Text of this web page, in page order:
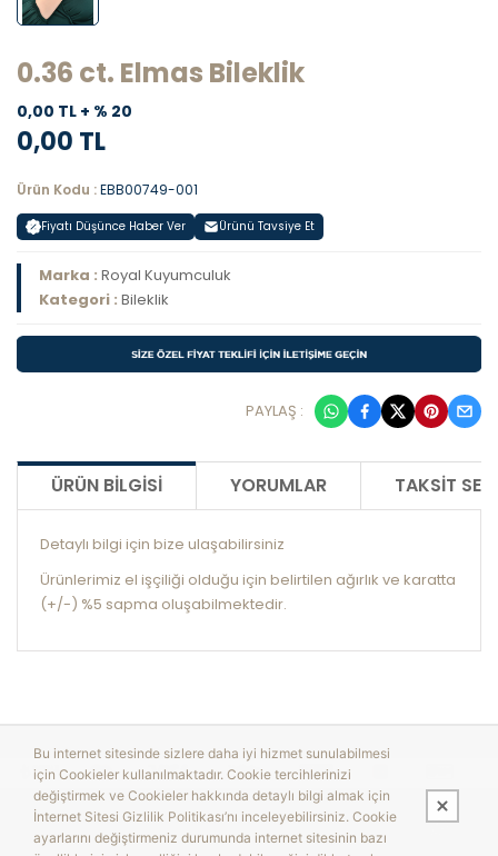
0.36 ct. Elmas Bileklik
0,00 TL + % 20
0,00 TL
Ürün Kodu :EBB00749-001
Fiyatı Düşünce Haber Ver Ürünü Tavsiye Et
Marka : Royal Kuyumculuk
Kategori : Bileklik
PAYLAŞ :
ÜRÜN BILGISI YORUMLAR TAKSIT
Detaylı bilgi için bize ulaşabilirsiniz
Ürünlerimiz el işçiliği olduğu için belirtilen ağırlık ve karatta
(+/-) %5 sapma oluşabilmektedir.
Bu internet sitesinde sizlere daha iyi hizmet sunulabilmesi
için Cookieler kullanılmaktadır. Cookie tercihlerinizi
değiştirmek ve Cookieler hakkında detaylı bilgi almak için
İnternet Sitesi Gizlilik Politikası’nı inceleyebilirsiniz. Cookie
ayarlarını değiştirmeniz durumunda internet sitesinin bazı